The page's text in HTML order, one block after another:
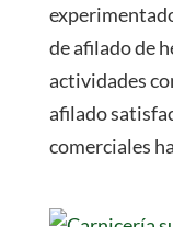
de afilado de
actividades
afilado
comerciales